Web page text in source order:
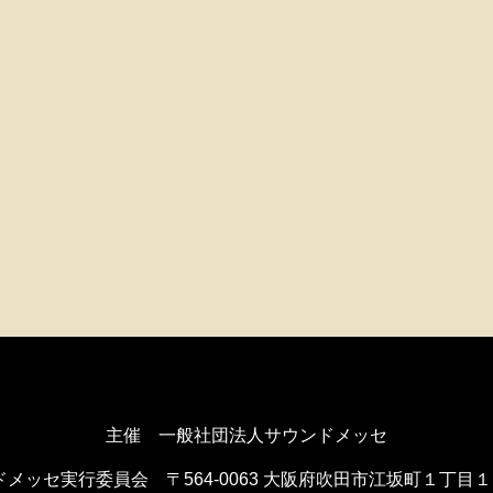
主催 一般社団法人サウンドメッセ
ッセ実行委員会 〒564-0063 大阪府吹田市江坂町１丁目